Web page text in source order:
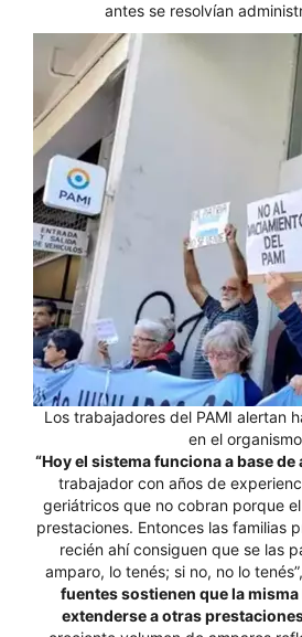
antes se resolvían
Los trabajadores del PAMI alertan
en el
“Hoy el sistema funciona a base de
trabajador con años de
geriátricos que no cobran porque
prestaciones. Entonces las familias
recién ahí consiguen que se las
amparo, lo tenés; si no, no lo
fuentes sostienen que la
extenderse a otras